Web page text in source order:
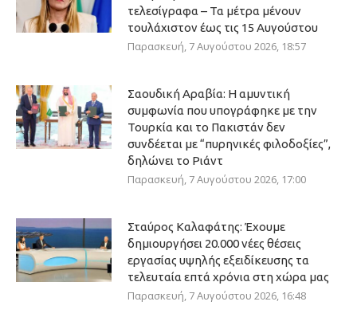
τελεσίγραφα – Τα μέτρα μένουν
τουλάχιστον έως τις 15 Αυγούστου
Παρασκευή, 7 Αυγούστου 2026, 18:57
Σαουδική Αραβία: Η αμυντική
συμφωνία που υπογράφηκε με την
Τουρκία και το Πακιστάν δεν
συνδέεται με “πυρηνικές φιλοδοξίες”,
δηλώνει το Ριάντ
Παρασκευή, 7 Αυγούστου 2026, 17:00
Σταύρος Καλαφάτης: Έχουμε
δημιουργήσει 20.000 νέες θέσεις
εργασίας υψηλής εξειδίκευσης τα
τελευταία επτά χρόνια στη χώρα μας
Παρασκευή, 7 Αυγούστου 2026, 16:48